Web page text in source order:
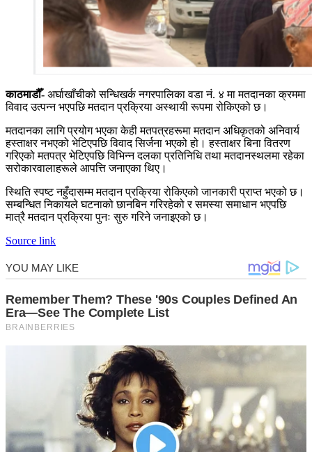
काठमाडौँ- अर्घाखाँचीको सन्धिखर्क नगरपालिका वडा नं. ४ मा मतदानका क्रममा
विवाद उत्पन्न भएपछि मतदान प्रक्रिया अस्थायी रूपमा रोकिएको छ।
मतदानका लागि प्रयोग भएका केही मतपत्रहरूमा मतदान अधिकृतको अनिवार्य
हस्ताक्षर नभएको भेटिएपछि विवाद सिर्जना भएको हो। हस्ताक्षर बिना वितरण
गरिएको मतपत्र भेटिएपछि विभिन्न दलका प्रतिनिधि तथा मतदानस्थलमा रहेका
सरोकारवालाहरूले आपत्ति जनाएका थिए।
स्थिति स्पष्ट नहुँदासम्म मतदान प्रक्रिया रोकिएको जानकारी प्राप्त भएको छ।
सम्बन्धित निकायले घटनाको छानबिन गरिरहेको र समस्या समाधान भएपछि
मात्रै मतदान प्रक्रिया पुनः सुरु गरिने जनाइएको छ।
Source link